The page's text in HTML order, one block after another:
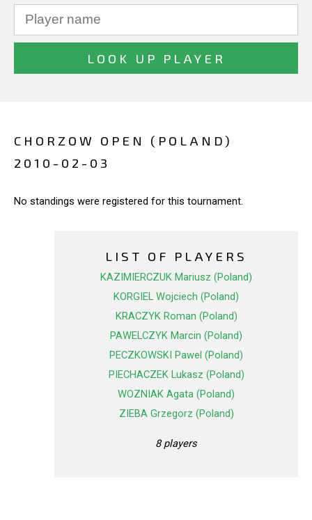
CHORZOW OPEN (POLAND)
2010-02-03
No standings were registered for this tournament.
LIST OF PLAYERS
KAZIMIERCZUK Mariusz (Poland)
KORGIEL Wojciech (Poland)
KRACZYK Roman (Poland)
PAWELCZYK Marcin (Poland)
PECZKOWSKI Pawel (Poland)
PIECHACZEK Lukasz (Poland)
WOZNIAK Agata (Poland)
ZIEBA Grzegorz (Poland)
8 players